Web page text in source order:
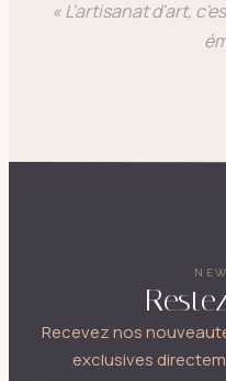
« L'artisanat d'art,
Recevez nos
exclusives